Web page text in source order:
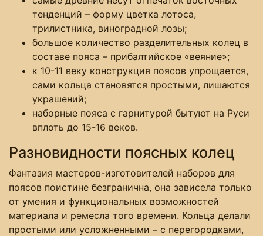
тенденций – форму цветка лотоса,
трилистника, виноградной лозы;
большое количество разделительных колец в
составе пояса – прибалтийское «веяние»;
к 10-11 веку конструкция поясов упрощается,
сами кольца становятся простыми, лишаются
украшений;
наборные пояса с гарнитурой бытуют на Руси
вплоть до 15-16 веков.
Разновидности поясных колец
Фантазия мастеров-изготовителей наборов для
поясов поистине безгранична, она зависела только
от умения и функциональных возможностей
материала и ремесла того времени. Кольца делали
простыми или усложненными – с перегородками,